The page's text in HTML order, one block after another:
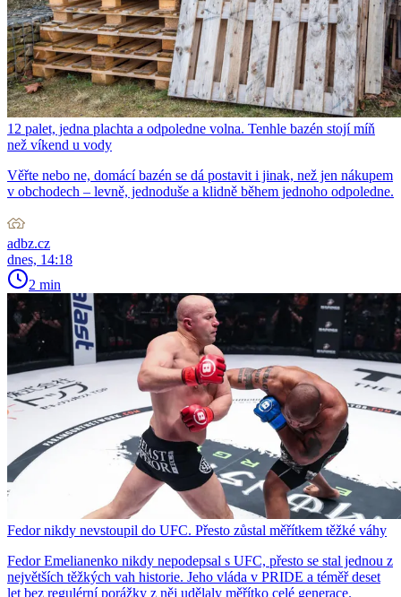
12 palet, jedna plachta a odpoledne volna. Tenhle bazén stojí míň
než víkend u vody
Věřte nebo ne, domácí bazén se dá postavit i jinak, než jen nákupem
v obchodech – levně, jednoduše a klidně během jednoho odpoledne.
adbz.cz
dnes, 14:18
2 min
Fedor nikdy nevstoupil do UFC. Přesto zůstal měřítkem těžké váhy
Fedor Emelianenko nikdy nepodepsal s UFC, přesto se stal jednou z
největších těžkých vah historie. Jeho vláda v PRIDE a téměř deset
let bez regulérní porážky z něj udělaly měřítko celé generace.